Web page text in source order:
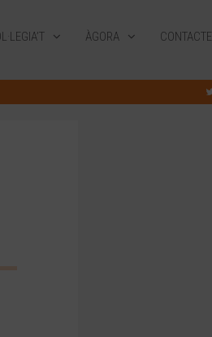
ÀGORA CONTACTE